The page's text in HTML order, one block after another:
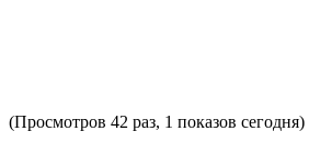
(Просмотров 42 раз, 1 показов сегодня)